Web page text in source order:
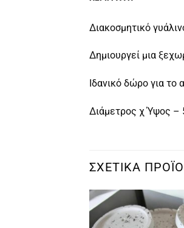
Διακοσμητικό
Δημιουργεί μια
Ιδανικό δώρο για
Διάμετρος χ Ύψος –
ΣΧΕΤΙΚΆ